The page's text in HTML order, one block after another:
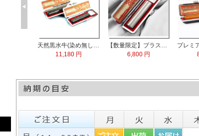
チタン 実印60x16.5mm/銀行印60x13.5mm/認印60x10.5mm 3本セット
天然ローズクォーツ水晶 実印13.5mm
青金石/ラピスラズリ 実印60x15.0mm